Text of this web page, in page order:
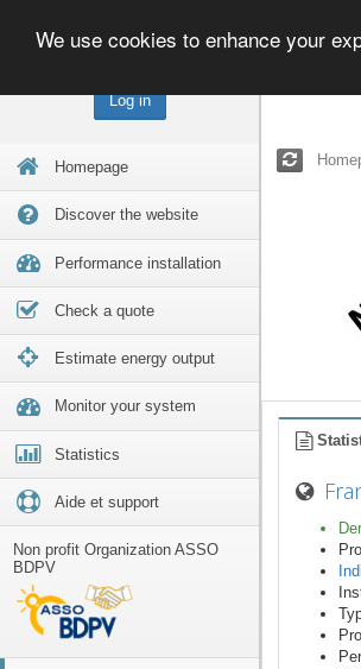
Log in
Homepage
Discover the website
Performance installation
Check a quote
Estimate energy output
Monitor your system
Statistics
Aide et support
Non profit Organization ASSO
BDPV
We use cookies to enhance your